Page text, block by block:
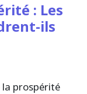
: Les
ils
la prospérité